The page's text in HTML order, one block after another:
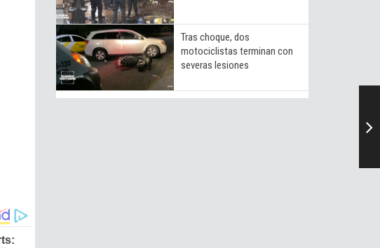
Tras choque, dos
motociclistas terminan con
severas lesiones